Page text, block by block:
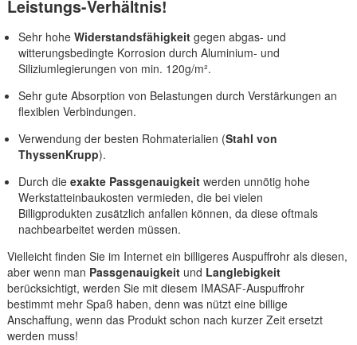
Leistungs-Verhältnis!
Sehr hohe Widerstandsfähigkeit gegen abgas- und
witterungsbedingte Korrosion durch Aluminium- und
Siliziumlegierungen von min. 120g/m².
Sehr gute Absorption von Belastungen durch Verstärkungen an
flexiblen Verbindungen.
Verwendung der besten Rohmaterialien (Stahl von
ThyssenKrupp).
Durch dieexakte Passgenauigkeitwerden unnötig hohe
Werkstatteinbaukosten vermieden, die bei vielen
Billigprodukten zusätzlich anfallen können, da diese oftmals
nachbearbeitet werden müssen.
Vielleicht finden Sie im Internet ein billigeres Auspuffrohr als diesen,
aber wenn man Passgenauigkeit und Langlebigkeit
berücksichtigt, werden Sie mit diesem IMASAF-Auspuffrohr
bestimmt mehr Spaß haben, denn was nützt eine billige
Anschaffung, wenn das Produkt schon nach kurzer Zeit ersetzt
werden muss!